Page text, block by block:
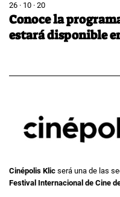
26 · 10 · 20
Conoce la
estará disponible
Cinépolis Klic será una de las
Festival Internacional de Cine